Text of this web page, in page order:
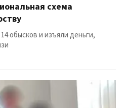
схема
обысков и изъяли деньги,